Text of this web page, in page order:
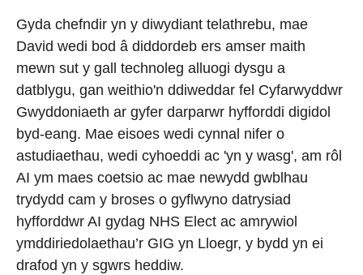
Gyda chefndir yn y diwydiant telathrebu, mae
David wedi bod â diddordeb ers amser maith
mewn sut y gall technoleg alluogi dysgu a
datblygu, gan weithio'n ddiweddar fel Cyfarwyddwr
Gwyddoniaeth ar gyfer darparwr hyfforddi digidol
byd-eang. Mae eisoes wedi cynnal nifer o
astudiaethau, wedi cyhoeddi ac 'yn y wasg', am rôl
AI ym maes coetsio ac mae newydd gwblhau
trydydd cam y broses o gyflwyno datrysiad
hyfforddwr AI gydag NHS Elect ac amrywiol
ymddiriedolaethau’r GIG yn Lloegr, y bydd yn ei
drafod yn y sgwrs heddiw.